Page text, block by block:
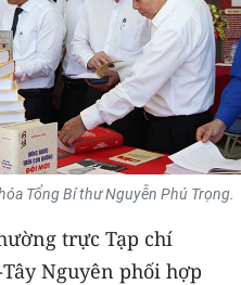
Tổng Bí thư Nguyễn Phú Trọng.
trực Tạp chí
Nguyên phối hợp